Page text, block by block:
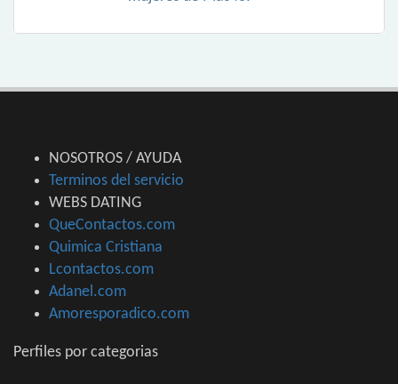
NOSOTROS / AYUDA
Terminos del servicio
WEBS DATING
QueContactos.com
Quimica Cristiana
Lcontactos.com
Adanel.com
Amoresporadico.com
Perfiles por categorias